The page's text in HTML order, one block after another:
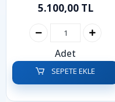
5.100,00 TL
Adet
SEPETE EKLE